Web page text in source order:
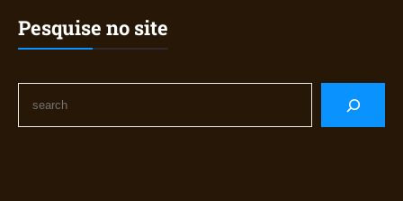
Pesquise no site